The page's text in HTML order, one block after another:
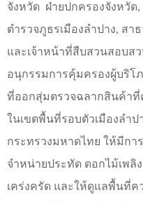
จังหวัด ฝ่ายปกครองจังหวัด,
ตำรวจภูธรเมืองลำปาง, สา
และเจ้าหน้าที่สืบสวนสอบส
อนุกรรมการคุ้มครองผู้บริโ
ที่ออกสุ่มตรวจฉลากสินค้าที่
ในเขตพื้นที่รอบตัวเมืองลำป
กระทรวงมหาดไทย ให้มีก
จำหน่ายประทัด ดอกไม้เพลิ
เคร่งครัด และให้ดูแลพื้นที่ค